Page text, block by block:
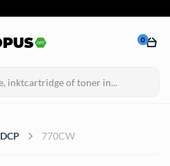
0
DCP 770CW